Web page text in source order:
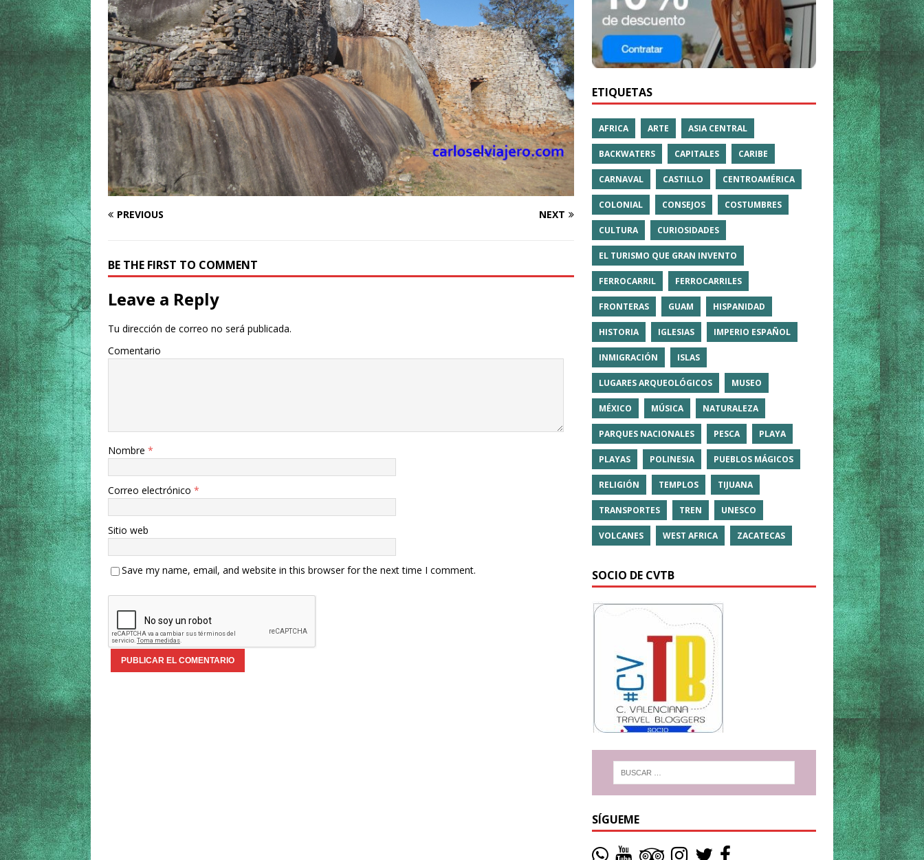
PREVIOUS NEXT
BE THE FIRST TO COMMENT
Leave a Reply
Tu dirección de correo no será publicada.
Comentario
Nombre *
Correo electrónico *
Sitio web
Save my name, email, and website in this browser for the next time I comment.
ETIQUETAS
AFRICA ARTE ASIA CENTRAL
BACKWATERS CAPITALES CARIBE
CARNAVAL CASTILLO CENTROAMÉRICA
COLONIAL CONSEJOS COSTUMBRES
CULTURA CURIOSIDADES
EL TURISMO QUE GRAN INVENTO
FERROCARRIL FERROCARRILES
FRONTERAS GUAM HISPANIDAD
HISTORIA IGLESIAS IMPERIO ESPAÑOL
INMIGRACIÓN ISLAS
LUGARES ARQUEOLÓGICOS MUSEO
MÉXICO MÚSICA NATURALEZA
PARQUES NACIONALES PESCA PLAYA
PLAYAS POLINESIA PUEBLOS MÁGICOS
RELIGIÓN TEMPLOS TIJUANA
TRANSPORTES TREN UNESCO
VOLCANES WEST AFRICA ZACATECAS
SOCIO DE CVTB
SÍGUEME